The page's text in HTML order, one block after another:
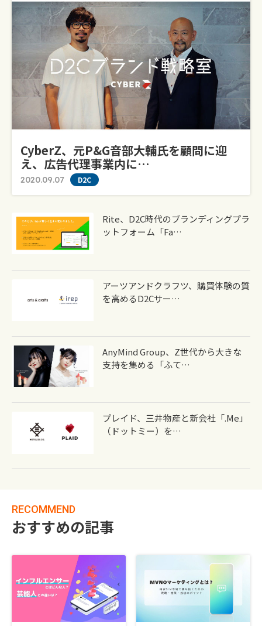
CyberZ、元P&G音部大輔氏を顧問に迎
え、広告代理事業内に…
2020.09.07 D2C
Rite、D2C時代のブランディングプラ
ットフォーム「fa…
アーツアンドクラフツ、購買体験の質
を高めるD2Cサー…
AnyMind Group、Z世代から大きな
支持を集める「ふて…
プレイド、三井物産と新会社「.me」
（ドットミー）を…
RECOMMEND
おすすめの記事